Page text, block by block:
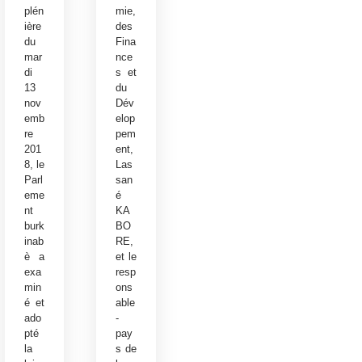
plén
ière
du
mar
di
13
nov
emb
re
201
8, le
Parl
eme
nt
burk
inab
è a
exa
min
é et
ado
pté
la
mie,
des
Fina
nce
s et
du
Dév
elop
pem
ent,
Las
san
é
KA
BO
RE,
et le
resp
ons
able
-
pay
s de